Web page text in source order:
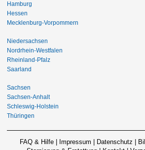
Hamburg
Hessen
Mecklenburg-Vorpommern
Niedersachsen
Nordrhein-Westfalen
Rheinland-Pfalz
Saarland
Sachsen
Sachsen-Anhalt
Schleswig-Holstein
Thüringen
FAQ & Hilfe Impressum Datenschutz